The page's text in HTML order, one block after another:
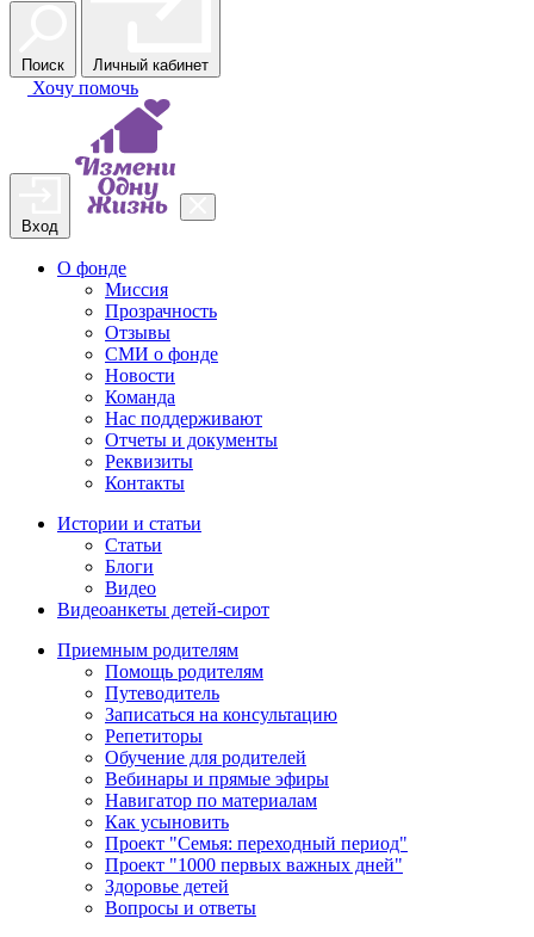
Поиск Личный кабинет
Хочу помочь
Вход
О фонде
Миссия
Прозрачность
Отзывы
СМИ о фонде
Новости
Команда
Нас поддерживают
Отчеты и документы
Реквизиты
Контакты
Истории и статьи
Статьи
Блоги
Видео
Видеоанкеты детей-сирот
Приемным родителям
Помощь родителям
Путеводитель
Записаться на консультацию
Репетиторы
Обучение для родителей
Вебинары и прямые эфиры
Навигатор по материалам
Как усыновить
Проект "Семья: переходный период"
Проект "1000 первых важных дней"
Здоровье детей
Вопросы и ответы